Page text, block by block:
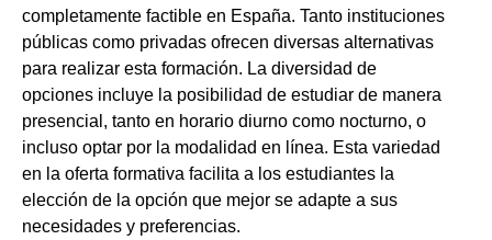
completamente factible en España. Tanto instituciones
públicas como privadas ofrecen diversas alternativas
para realizar esta formación. La diversidad de
opciones incluye la posibilidad de estudiar de manera
presencial, tanto en horario diurno como nocturno, o
incluso optar por la modalidad en línea. Esta variedad
en la oferta formativa facilita a los estudiantes la
elección de la opción que mejor se adapte a sus
necesidades y preferencias.